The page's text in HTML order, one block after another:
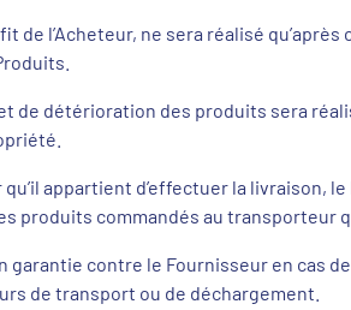
l’Acheteur, ne sera réalisé
de détérioration des produits sera
appartient d’effectuer la livraison,
produits commandés au transporteur
garantie contre le Fournisseur en cas
de transport ou de déchargement.